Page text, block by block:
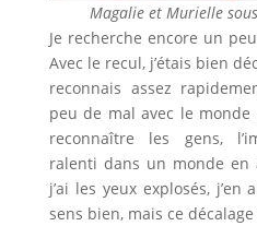
Magalie et Murielle
Je recherche encore un
Avec le recul, j’étais bien
reconnais assez
peu de mal avec le
reconnaître les gens,
ralenti dans un monde en
j’ai les yeux explosés, j’en
sens bien, mais ce